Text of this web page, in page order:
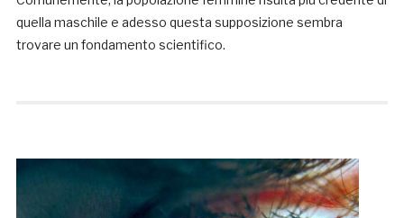
quella maschile e adesso questa supposizione sembra
trovare un fondamento scientifico.